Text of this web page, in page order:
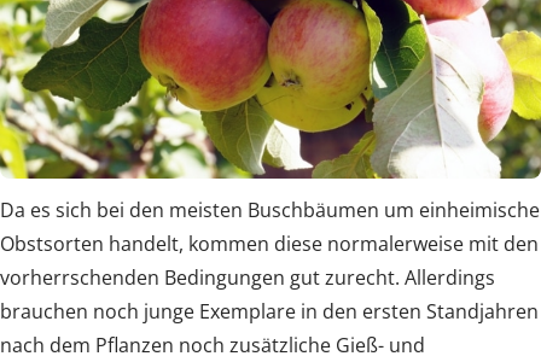
Da es sich bei den meisten Buschbäumen um einheimische
Obstsorten handelt, kommen diese normalerweise mit den
vorherrschenden Bedingungen gut zurecht. Allerdings
brauchen noch junge Exemplare in den ersten Standjahren
nach dem Pflanzen noch zusätzliche Gieß- und